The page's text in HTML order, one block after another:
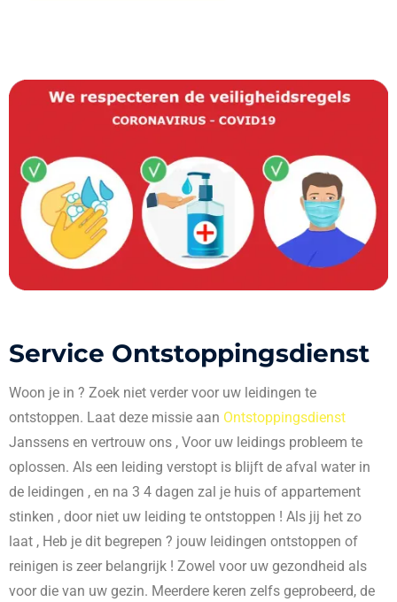
Service Ontstoppingsdienst
Woon je in ? Zoek niet verder voor uw leidingen te
ontstoppen. Laat deze missie aan Ontstoppingsdienst
Janssens en vertrouw ons , Voor uw leidings probleem te
oplossen. Als een leiding verstopt is blijft de afval water in
de leidingen , en na 3 4 dagen zal je huis of appartement
stinken , door niet uw leiding te ontstoppen ! Als jij het zo
laat , Heb je dit begrepen ? jouw leidingen ontstoppen of
reinigen is zeer belangrijk ! Zowel voor uw gezondheid als
voor die van uw gezin. Meerdere keren zelfs geprobeerd, de